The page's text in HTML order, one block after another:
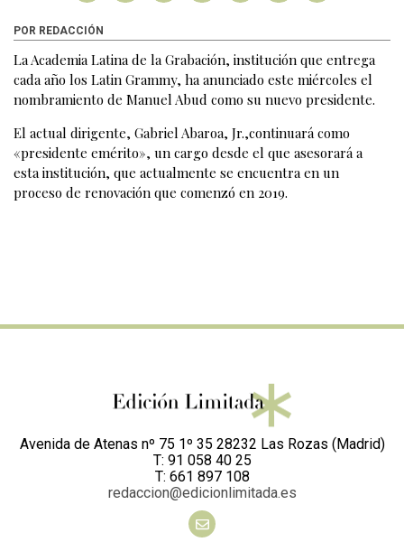
POR REDACCIÓN
La Academia Latina de la Grabación, institución que entrega
cada año los Latin Grammy, ha anunciado este miércoles el
nombramiento de Manuel Abud como su nuevo presidente.
El actual dirigente, Gabriel Abaroa, Jr.,continuará como
«presidente emérito», un cargo desde el que asesorará a
esta institución, que actualmente se encuentra en un
proceso de renovación que comenzó en 2019.
Avenida de Atenas nº 75 1º 35 28232 Las Rozas (Madrid)
T: 91 058 40 25
T: 661 897 108
redaccion@edicionlimitada.es